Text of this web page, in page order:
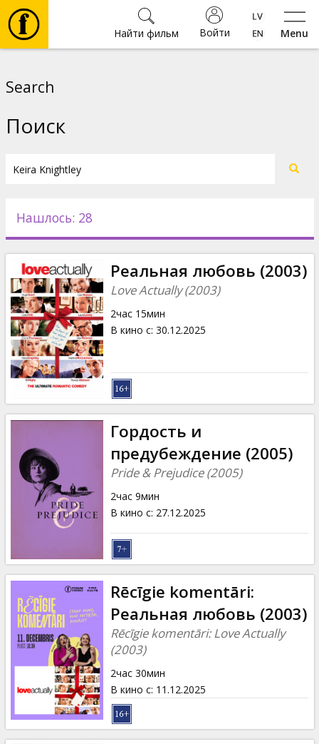
Menu
Войти
Найти фильм
Новости
Подарки
Кинозакуски
B2B
Клуб
Search
Поиск
Нашлось: 28
Реальная любовь (2003)
Love Actually (2003)
2час 15мин
В кино с: 30.12.2025
Гордость и
предубеждение (2005)
Pride & Prejudice (2005)
2час 9мин
В кино с: 27.12.2025
Rēcīgie komentāri:
Реальная любовь (2003)
Rēcīgie komentāri: Love Actually
(2003)
2час 30мин
В кино с: 11.12.2025